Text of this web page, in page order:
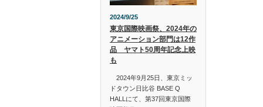
2024/9/25
東京国際映画祭、2024年の
アニメーション部門は12作
品 ヤマト50周年記念上映
も
2024年9月25日、東京ミッ
ドタウン日比谷 BASE Q
HALLにて、第37回東京国際